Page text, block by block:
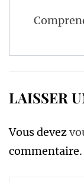
LAISSER
Vous devez
commentaire.